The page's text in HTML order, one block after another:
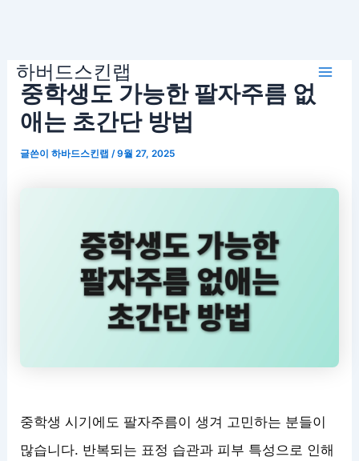
하버드스킨랩
중학생도 가능한 팔자주름 없
애는 초간단 방법
글쓴이하바드스킨랩/9월 27, 2025
중학생 시기에도 팔자주름이 생겨 고민하는 분들이
많습니다. 반복되는 표정 습관과 피부 특성으로 인해